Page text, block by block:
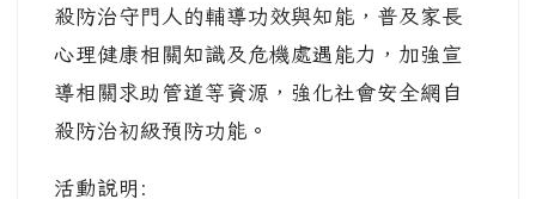
殺防治守門人的輔導功效與知能，普及家長
心理健康相關知識及危機處遇能力，加強宣
導相關求助管道等資源，強化社會安全網自
殺防治初級預防功能。
活動說明: